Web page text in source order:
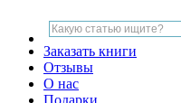
Заказать книги
Отзывы
О нас
Подарки